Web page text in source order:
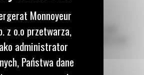
SERWISOWY SIS2GO
platforma serwisowa, zapewniająca szybki
rysunków technicznych, numerów części
dla maszyn CAT®.
Monnoyeur
z o.o przetwarza,
administrator
Państwa dane